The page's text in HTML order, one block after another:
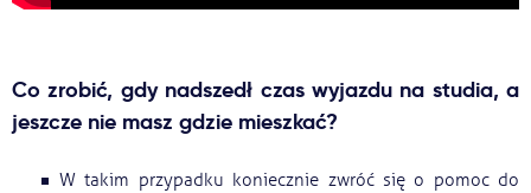
Co zrobić, gdy nadszedł czas wyjazdu na studia, a
jeszcze nie masz gdzie mieszkać?
W takim przypadku koniecznie zwróć się o pomoc do